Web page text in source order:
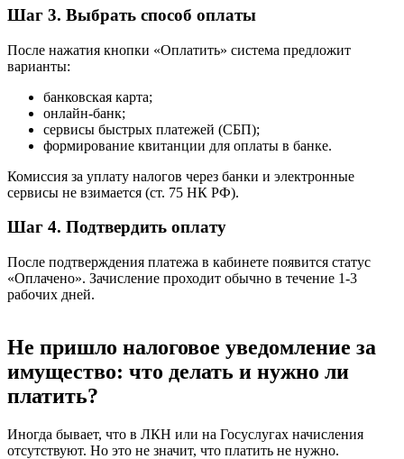
Шаг 3. Выбрать способ оплаты
После нажатия кнопки «Оплатить» система предложит
варианты:
банковская карта;
онлайн-банк;
сервисы быстрых платежей (СБП);
формирование квитанции для оплаты в банке.
Комиссия за уплату налогов через банки и электронные
сервисы не взимается (ст. 75 НК РФ).
Шаг 4. Подтвердить оплату
После подтверждения платежа в кабинете появится статус
«Оплачено». Зачисление проходит обычно в течение 1-3
рабочих дней.
Не пришло налоговое уведомление за
имущество: что делать и нужно ли
платить?
Иногда бывает, что в ЛКН или на Госуслугах начисления
отсутствуют. Но это не значит, что платить не нужно.